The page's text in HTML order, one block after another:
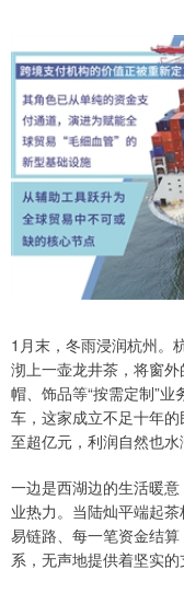
1月末，冬雨浸润杭州。
沏上一壶龙井茶，将窗
帽、饰品等“按需定制”
车，这家成立不足十年
至超亿元，利润自然也水
一边是西湖边的生活暖
业热力。当陆灿平端起
易链路、每一笔资金结
系，无声地提供着坚实的